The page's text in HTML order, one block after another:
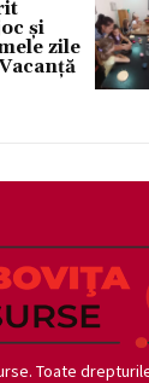
și
zile
Toate